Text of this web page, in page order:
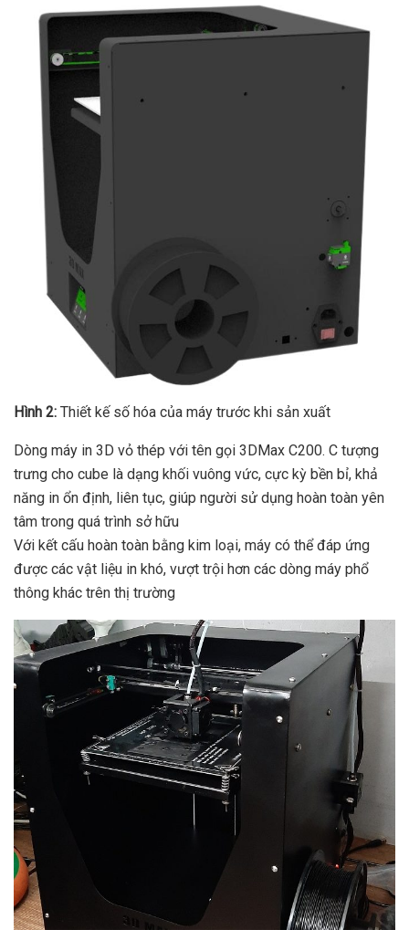
Hình 2: Thiết kế số hóa của máy trước khi sản xuất
Dòng máy in 3D vỏ thép với tên gọi 3DMax C200. C tượng
trưng cho cube là dạng khối vuông vức, cực kỳ bền bỉ, khả
năng in ổn định, liên tục, giúp người sử dụng hoàn toàn yên
tâm trong quá trình sở hữu
Với kết cấu hoàn toàn bằng kim loại, máy có thể đáp ứng
được các vật liệu in khó, vượt trội hơn các dòng máy phổ
thông khác trên thị trường